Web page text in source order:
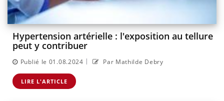
Hypertension artérielle : l'exposition au tellure
peut y contribuer
Publié le 01.08.2024 | Par Mathilde Debry
LIRE L'ARTICLE